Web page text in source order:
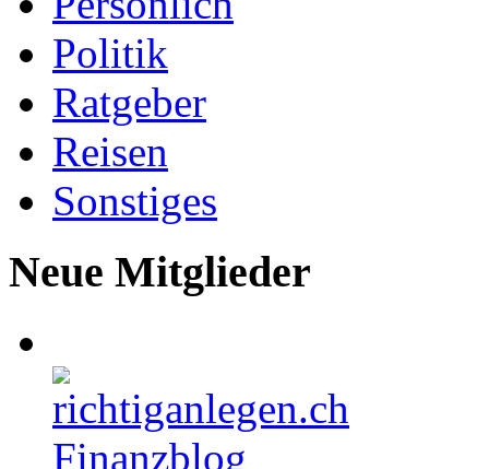
Politik
Ratgeber
Reisen
Sonstiges
Neue Mitglieder